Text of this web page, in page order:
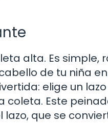
alta. Es
de tu niña
elige un
coleta. Este
lazo, que se